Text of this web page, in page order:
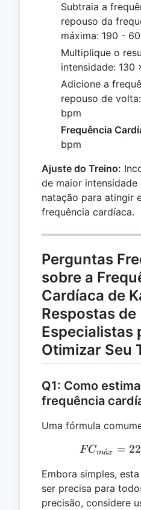
Subtraia a
repouso da
máxima: 190 -
Multiplique o
intensidade: 130
Adicione a
repouso de
bpm
Frequência
bpm
Ajuste do Treino:
de maior
natação para atingir
frequência cardíaca.
Perguntas
sobre a
Cardíaca de
Respostas de
Especialistas
Otimizar Seu
Q1: Como
frequência
Uma fórmula
F Cma
ˊx =
Embora simples,
ser precisa para
precisão, considere